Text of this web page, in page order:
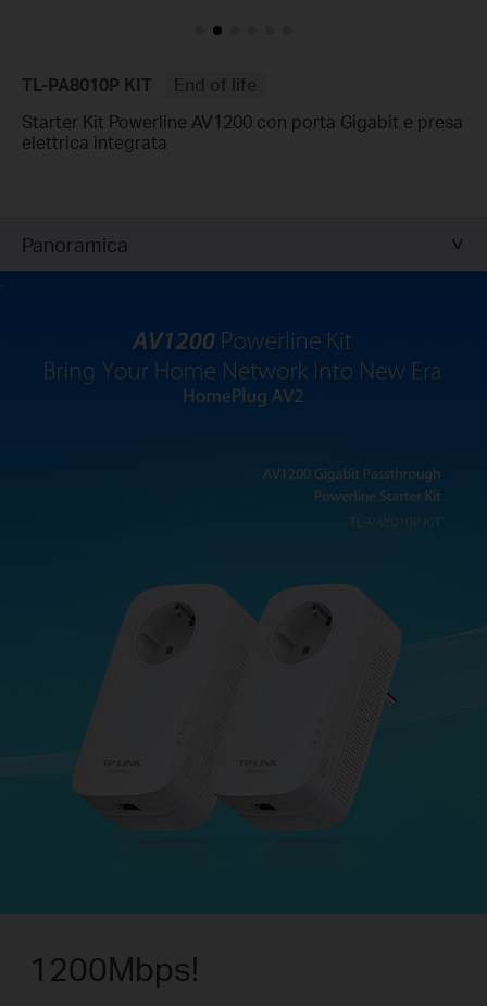
TL-PA8010P KIT
End of life
Starter Kit Powerline AV1200 con porta Gigabit e presa
elettrica integrata
Panoramica
1200Mbps!